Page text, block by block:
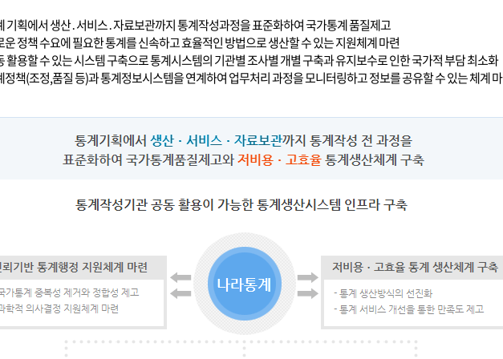
기획에서 생산․서비스․자료보관까지 통계작성과정을 표준화하여 국가통계 품질제고
운 정책 수요에 필요한 통계를 신속하고 효율적인 방법으로 생산할 수 있는 지원체계 마련
활용할 수 있는 시스템 구축으로 통계시스템의 기관별 조사별 개별 구축과 유지보수로 인한 국가적 부담 최소화
정책(조정,품질 등)과 통계정보시스템을 연계하여 업무처리 과정을 모니터링하고 정보를 공유할 수 있는 체계 마